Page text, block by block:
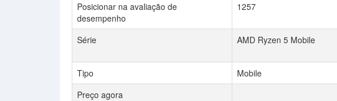
Posicionar na avaliação de
desempenho
1257
Série AMD Ryzen 5 Mobile
Tipo
Mobile
Preço agora